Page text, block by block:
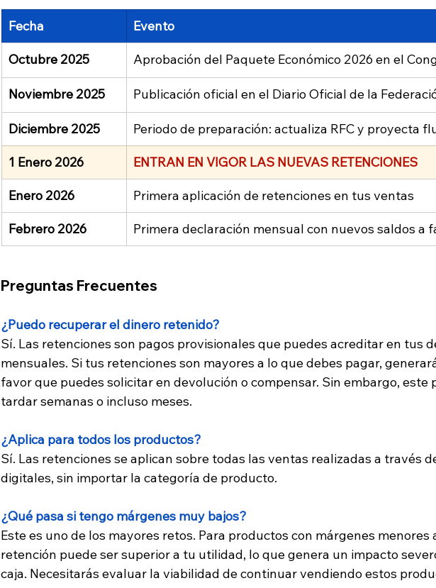
Fecha Evento
Octubre 2025 Aprobación del Paquete Económico 2026 en el
Noviembre 2025 Publicación oficial en el Diario Oficial de la
Diciembre 2025 Periodo de preparación: actualiza RFC y proyecta
1 Enero 2026 ENTRAN EN VIGOR LAS NUEVAS RETENCIONES
Enero 2026 Primera aplicación de retenciones en tus ventas
Febrero 2026 Primera declaración mensual con nuevos saldos a
Preguntas Frecuentes
¿Puedo recuperar el dinero retenido?
Sí. Las retenciones son pagos provisionales que puedes acreditar en tus
mensuales. Si tus retenciones son mayores a lo que debes pagar,
favor que puedes solicitar en devolución o compensar. Sin embargo, este
tardar semanas o incluso meses.
¿Aplica para todos los productos?
Sí. Las retenciones se aplican sobre todas las ventas realizadas a través
digitales, sin importar la categoría de producto.
¿Qué pasa si tengo márgenes muy bajos?
Este es uno de los mayores retos. Para productos con márgenes menores
retención puede ser superior a tu utilidad, lo que genera un impacto
caja. Necesitarás evaluar la viabilidad de continuar vendiendo estos